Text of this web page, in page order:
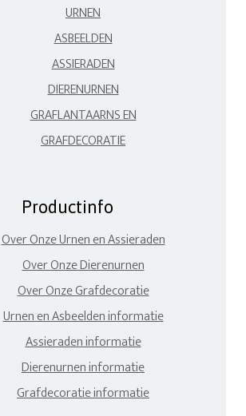
URNEN
ASBEELDEN
ASSIERADEN
DIERENURNEN
GRAFLANTAARNS EN
GRAFDECORATIE
Productinfo
Over Onze Urnen en Assieraden
Over Onze Dierenurnen
Over Onze Grafdecoratie
Urnen en Asbeelden informatie
Assieraden informatie
Dierenurnen informatie
Grafdecoratie informatie